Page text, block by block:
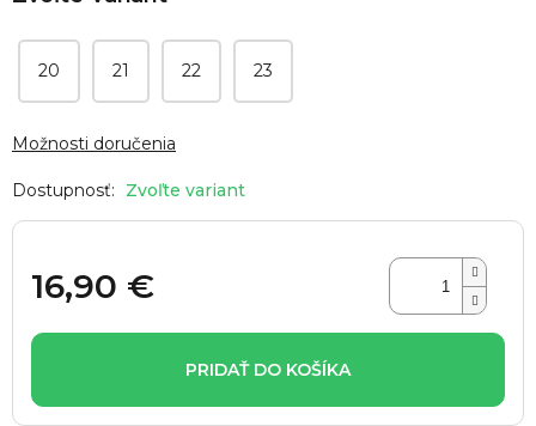
Zvoľte variant
20 21 22 23
Možnosti doručenia
16,90 €
cena:
PRIDAŤ DO KOŠÍKA